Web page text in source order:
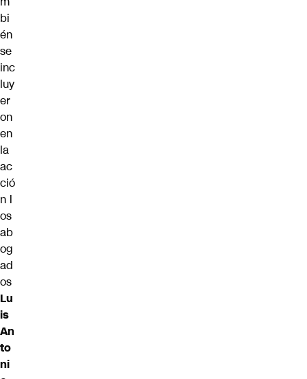
bi
én
se
inc
luy
er
on
en
la
ac
ció
n l
os
ab
og
ad
os
Lu
is
An
to
ni